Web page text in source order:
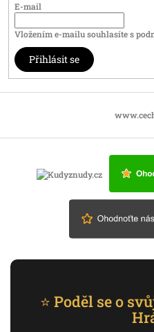
E-mail
Vložením e-mailu souhlasíte s
Přihlásit se
⭐ Poděl se o